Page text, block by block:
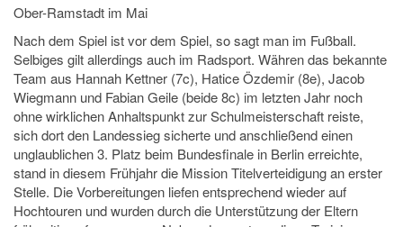
Ober-Ramstadt im Mai
Nach dem Spiel ist vor dem Spiel, so sagt man im Fußball.
Selbiges gilt allerdings auch im Radsport. Währen das bekannte
Team aus Hannah Kettner (7c), Hatice Özdemir (8e), Jacob
Wiegmann und Fabian Geile (beide 8c) im letzten Jahr noch
ohne wirklichen Anhaltspunkt zur Schulmeisterschaft reiste,
sich dort den Landessieg sicherte und anschließend einen
unglaublichen 3. Platz beim Bundesfinale in Berlin erreichte,
stand in diesem Frühjahr die Mission Titelverteidigung an erster
Stelle. Die Vorbereitungen liefen entsprechend wieder auf
Hochtouren und wurden durch die Unterstützung der Eltern